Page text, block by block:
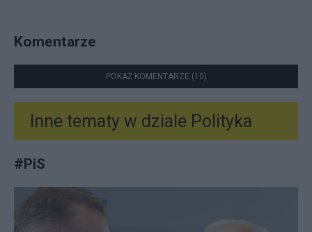
Komentarze
POKAŻ KOMENTARZE (10)
Inne tematy w dziale Polityka
#PiS